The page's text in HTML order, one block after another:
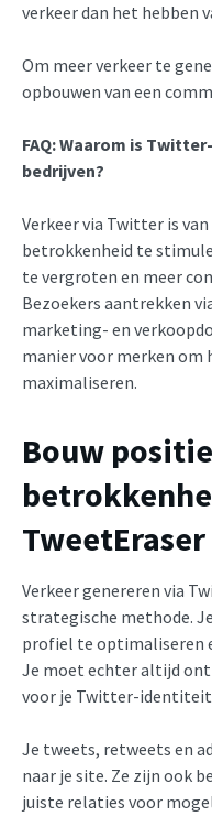
verkeer dan het hebben
Om meer verkeer te
opbouwen van een
FAQ: Waarom is
bedrijven?
Verkeer via Twitter is
betrokkenheid te
te vergroten en meer
Bezoekers aantrekken
marketing- en
manier voor merken om
maximaliseren.
Bouw
TweetEraser
Verkeer genereren via
strategische methode.
profiel te optimaliseren
Je moet echter altijd
voor je Twitter-
Je tweets, retweets en
naar je site. Ze zijn ook
juiste relaties voor